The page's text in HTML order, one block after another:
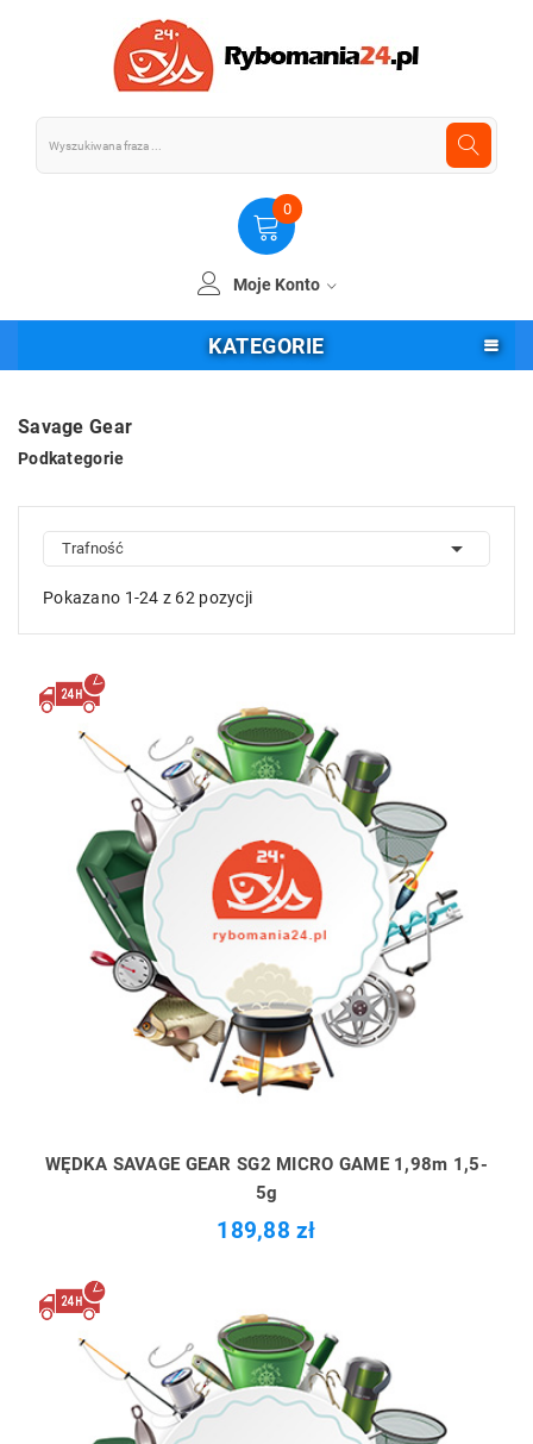
0
Moje Konto
KATEGORIE
Savage Gear
Podkategorie
Trafność 
Pokazano 1-24 z 62 pozycji
WĘDKA SAVAGE GEAR SG2 MICRO GAME 1,98m 1,5-
5g
189,88 zł